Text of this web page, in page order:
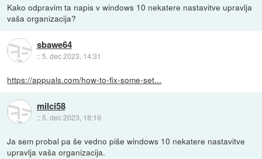
Kako odpravim ta napis v windows 10 nekatere nastavitve upravlja
vaša organizacija?
sbawe64
::5. dec 2023, 14:31
https://appuals.com/how-to-fix-some-set...
milci58
:: 5. dec 2023, 18:19
Ja sem probal pa še vedno piše windows 10 nekatere nastavitve
upravlja vaša organizacija.